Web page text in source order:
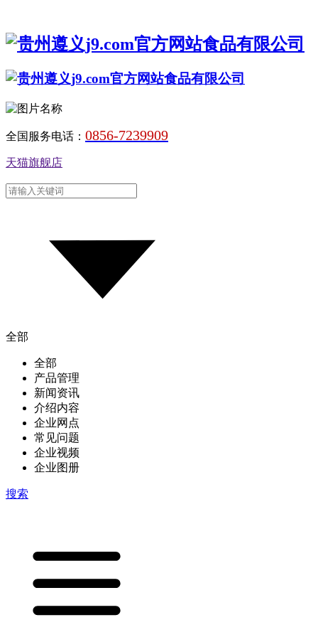
全国服务电话： 0856-7239909
天猫旗舰店
全部
全部
产品管理
新闻资讯
介绍内容
企业网点
常见问题
企业视频
企业图册
搜索